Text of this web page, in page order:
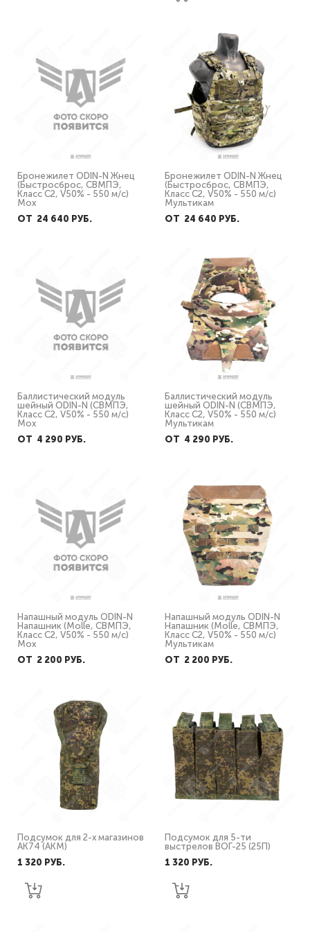
Бронежилет ODIN-N Жнец
(Быстросброс, СВМПЭ,
Класс С2, V50% - 550 м/с)
Мох
ОТ 24 640 PУБ.
Бронежилет ODIN-N Жнец
(Быстросброс, СВМПЭ,
Класс С2, V50% - 550 м/с)
Мультикам
ОТ 24 640 PУБ.
Баллистический модуль
шейный ODIN-N (СВМПЭ,
Класс С2, V50% - 550 м/с)
Мох
ОТ 4 290 PУБ.
Баллистический модуль
шейный ODIN-N (СВМПЭ,
Класс С2, V50% - 550 м/с)
Мультикам
ОТ 4 290 PУБ.
Напашный модуль ODIN-N
Напашник (Molle, СВМПЭ,
Класс С2, V50% - 550 м/с)
Мох
ОТ 2 200 PУБ.
Напашный модуль ODIN-N
Напашник (Molle, СВМПЭ,
Класс С2, V50% - 550 м/с)
Мультикам
ОТ 2 200 PУБ.
Подсумок для 2-х магазинов
АК74 (АКМ)
1 320 PУБ.
Подсумок для 5-ти
выстрелов ВОГ-25 (25П)
1 320 PУБ.